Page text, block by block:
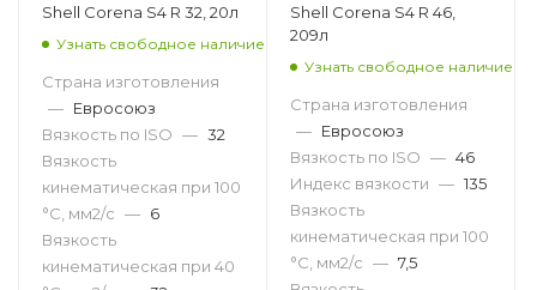
Shell Corena S4 R 32, 20л
Узнать свободное наличие
Страна изготовления
— Евросоюз
Вязкость по ISO — 32
Вязкость
кинематическая при 100
°С, мм2/с — 6
Вязкость
кинематическая при 40
Shell Corena S4 R 46,
209л
Узнать свободное наличие
Страна изготовления
— Евросоюз
Вязкость по ISO — 46
Индекс вязкости — 135
Вязкость
кинематическая при 100
°С, мм2/с — 7,5